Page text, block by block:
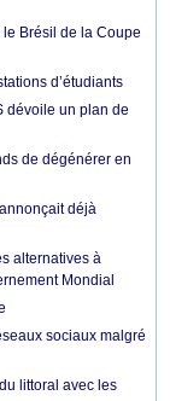
le Brésil de la Coupe
d’étudiants
dévoile un plan de
de dégénérer en
déjà
alternatives à
Mondial
sociaux malgré
littoral avec les